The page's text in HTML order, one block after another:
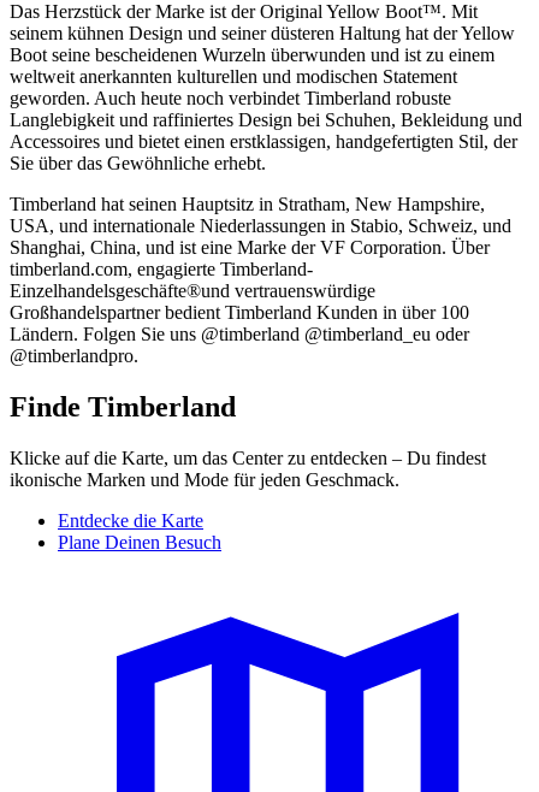
Das Herzstück der Marke ist der Original Yellow Boot™. Mit
seinem kühnen Design und seiner düsteren Haltung hat der Yellow
Boot seine bescheidenen Wurzeln überwunden und ist zu einem
weltweit anerkannten kulturellen und modischen Statement
geworden. Auch heute noch verbindet Timberland robuste
Langlebigkeit und raffiniertes Design bei Schuhen, Bekleidung und
Accessoires und bietet einen erstklassigen, handgefertigten Stil, der
Sie über das Gewöhnliche erhebt.
Timberland hat seinen Hauptsitz in Stratham, New Hampshire,
USA, und internationale Niederlassungen in Stabio, Schweiz, und
Shanghai, China, und ist eine Marke der VF Corporation. Über
timberland.com, engagierte Timberland-
Einzelhandelsgeschäfte®und vertrauenswürdige
Großhandelspartner bedient Timberland Kunden in über 100
Ländern. Folgen Sie uns @timberland @timberland_eu oder
@timberlandpro.
Finde Timberland
Klicke auf die Karte, um das Center zu entdecken – Du findest
ikonische Marken und Mode für jeden Geschmack.
Entdecke die Karte
Plane Deinen Besuch